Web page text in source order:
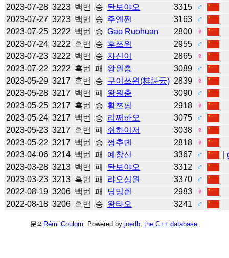
2023-07-28 3223 백번 승 돤보야오 3315
♂
2023-07-27 3223 백번 승 주옌쩐 3163
♂
2023-07-25 3222 백번 승 Gao Ruohuan 2800
♀
2023-07-24 3222 흑번 승 후쯔위 2955
♂
2023-07-23 3222 백번 승 자신이 2865
♀
2023-07-22 3222 흑번 패 왕원충 3089
♂
2023-05-29 3217 흑번 승 구이쓰윈(桂詩云) 2839
♀
2023-05-28 3217 백번 패 왕원충 3090
♂
2023-05-25 3217 흑번 승 황쯔핑 2918
♀
2023-05-24 3217 백번 승 리쩌하오 3075
♂
2023-05-23 3217 흑번 패 쉬하이저 3038
♀
2023-05-22 3217 백번 승 쩡추뎬 2818
♀
2023-04-06 3214 백번 패 예창신 3367 ♂ |
2023-03-28 3213 백번 패 돤보야오 3312
♂
2023-03-23 3213 흑번 패 랴오싱원 3370
♂
2022-08-19 3206 백번 패 딩밍쥔 2983
♀
2022-08-18 3206 흑번 승 왕타오 3241 ♂
문의 Rémi Coulom . Powered by joedb, the C++ database.